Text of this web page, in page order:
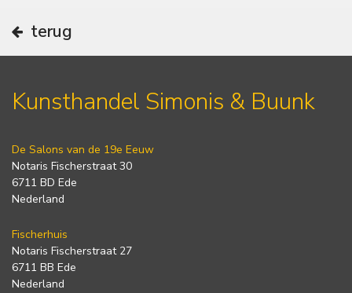
terug
Kunsthandel Simonis & Buunk
De Salons van de 19e Eeuw
Notaris Fischerstraat 30
6711 BD Ede
Nederland
Fischerhuis
Notaris Fischerstraat 27
6711 BB Ede
Nederland